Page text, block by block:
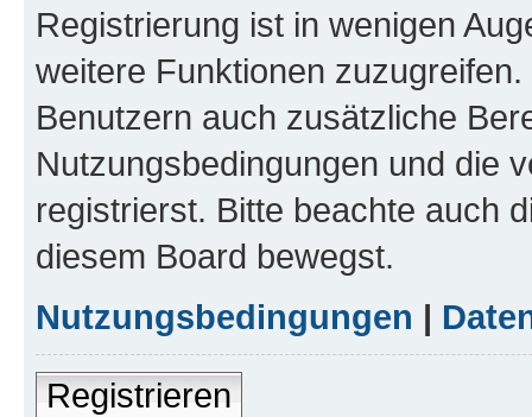
Registrierung ist in wenigen
weitere Funktionen
Benutzern auch zusätzliche
Nutzungsbedingungen und die
registrierst. Bitte beachte auch
diesem Board bewegst.
Nutzungsbedingungen |
Registrieren